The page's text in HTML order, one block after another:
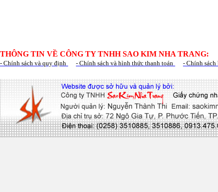
THÔNG TIN VỀ CÔNG TY TNHH SAO KIM NHA TRANG:
- Chính sách và quy định - Chính sách và hình thức thanh toán - Chính sách